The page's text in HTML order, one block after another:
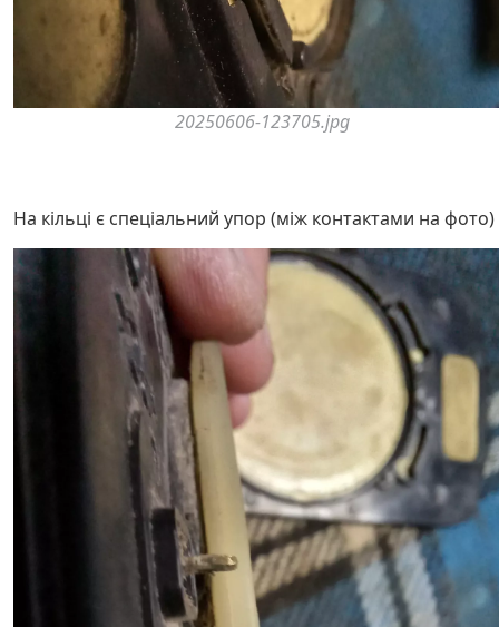
20250606-123705.jpg
На кільці є спеціальний упор (між контактами на фото)